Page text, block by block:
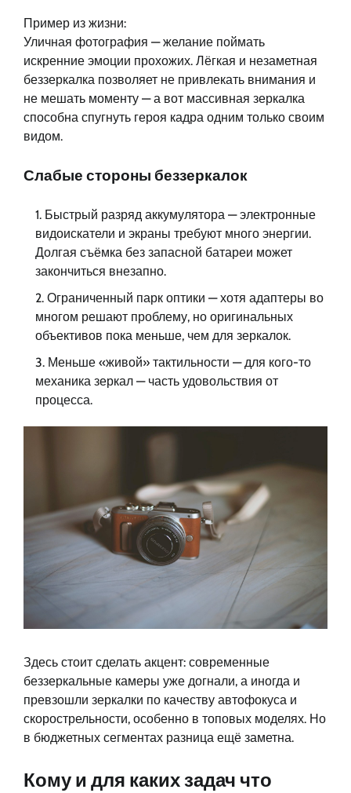
Пример из жизни:
Уличная фотография — желание поймать
искренние эмоции прохожих. Лёгкая и незаметная
беззеркалка позволяет не привлекать внимания и
не мешать моменту — а вот массивная зеркалка
способна спугнуть героя кадра одним только своим
видом.
Слабые стороны беззеркалок
Быстрый разряд аккумулятора — электронные
видоискатели и экраны требуют много энергии.
Долгая съёмка без запасной батареи может
закончиться внезапно.
Ограниченный парк оптики — хотя адаптеры во
многом решают проблему, но оригинальных
объективов пока меньше, чем для зеркалок.
Меньше «живой» тактильности — для кого-то
механика зеркал — часть удовольствия от
процесса.
Здесь стоит сделать акцент: современные
беззеркальные камеры уже догнали, а иногда и
превзошли зеркалки по качеству автофокуса и
скорострельности, особенно в топовых моделях. Но
в бюджетных сегментах разница ещё заметна.
Кому и для каких задач что